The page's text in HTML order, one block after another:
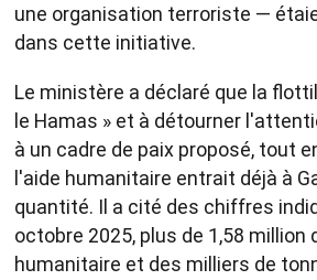
une organisation terroriste —
dans cette initiative.
Le ministère a déclaré que la
le Hamas » et à détourner
à un cadre de paix proposé, tout
l'aide humanitaire entrait déjà à
quantité. Il a cité des chiffres
octobre 2025, plus de 1,58 million
humanitaire et des milliers de